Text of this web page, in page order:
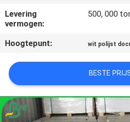
NIEUWS
GEVALLEN
SITEMAP
PRIVACYBELEID
Levering
vermogen:
500, 000
Hoogtepunt: wit polijst
BESTE